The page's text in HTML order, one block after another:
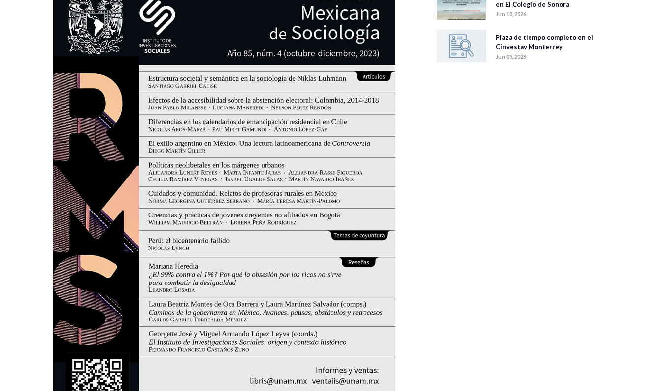
en El Colegio de Sonora
Jun 10, 2026
Plaza de tiempo completo en el
Cinvestav Monterrey
Jun 03, 2026